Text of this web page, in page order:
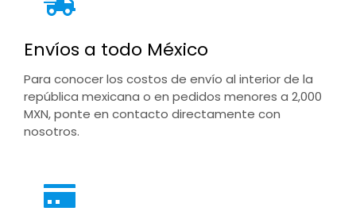
Envíos a todo México
Para conocer los costos de envío al interior de la
república mexicana o en pedidos menores a 2,000
MXN, ponte en contacto directamente con
nosotros.